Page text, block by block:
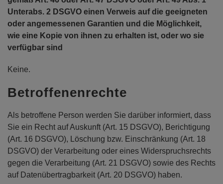
Unterabs. 2 DSGVO einen Verweis auf die geeigneten
oder angemessenen Garantien und die Möglichkeit,
wie eine Kopie von ihnen zu erhalten ist, oder wo sie
verfügbar sind
Keine.
Betroffenenrechte
Als betroffene Person werden Sie darüber informiert, dass
Sie ein Recht auf Auskunft (Art. 15 DSGVO), Berichtigung
(Art. 16 DSGVO), Löschung bzw. Einschränkung (Art. 18
DSGVO) der Verarbeitung oder eines Widerspruchsrechts
gegen die Verarbeitung (Art. 21 DSGVO) sowie des Rechts
auf Datenübertragbarkeit (Art. 20 DSGVO) haben.